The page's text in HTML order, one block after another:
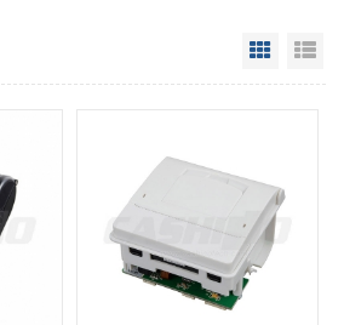
Grid